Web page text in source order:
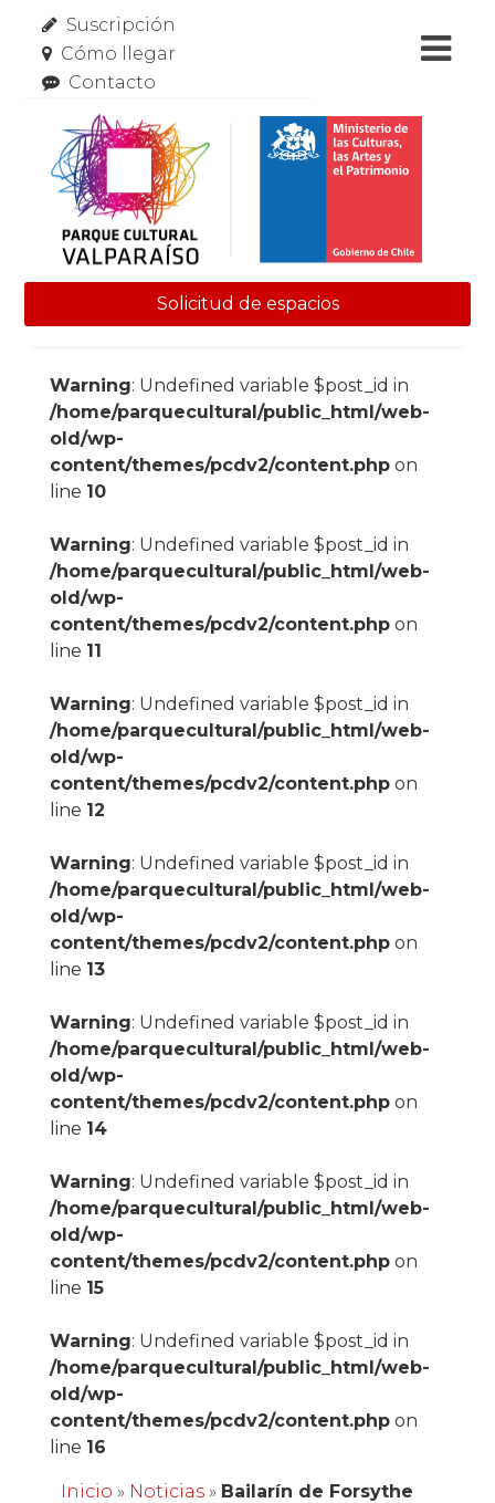
Suscripción
Cómo llegar
Contacto
Solicitud de espacios
Warning: Undefined variable $post_id in
/home/parquecultural/public_html/web-
old/wp-
content/themes/pcdv2/content.phpon
line 10
Warning: Undefined variable $post_id in
/home/parquecultural/public_html/web-
old/wp-
content/themes/pcdv2/content.phpon
line 11
Warning: Undefined variable $post_id in
/home/parquecultural/public_html/web-
old/wp-
content/themes/pcdv2/content.phpon
line 12
Warning: Undefined variable $post_id in
/home/parquecultural/public_html/web-
old/wp-
content/themes/pcdv2/content.phpon
line 13
Warning: Undefined variable $post_id in
/home/parquecultural/public_html/web-
old/wp-
content/themes/pcdv2/content.phpon
line 14
Warning: Undefined variable $post_id in
/home/parquecultural/public_html/web-
old/wp-
content/themes/pcdv2/content.phpon
line 15
Warning: Undefined variable $post_id in
/home/parquecultural/public_html/web-
old/wp-
content/themes/pcdv2/content.phpon
line 16
Inicio » Noticias» Bailarín de Forsythe